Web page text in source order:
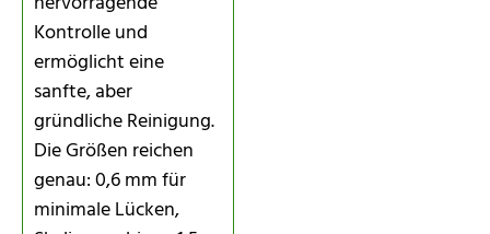
Kontrolle und
ermöglicht eine
sanfte, aber
gründliche Reinigung.
Die Größen reichen
genau: 0,6 mm für
minimale Lücken,